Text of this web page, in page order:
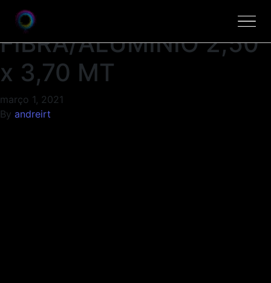
ESCADA EXT.DE
FIBRA/ALUMINIO 2,50
x 3,70 MT
março 1, 2021
By andreirt